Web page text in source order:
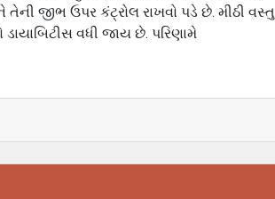
જીભ ઉપર કંટ્રોલ રાખવો પડે છે. મીઠી વસ્તુ
વધી જાય છે. પરિણામે